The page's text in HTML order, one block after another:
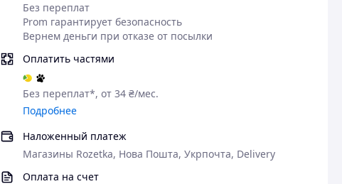
Без переплат
Prom гарантирует безопасность
Вернем деньги при отказе от посылки
Оплатить частями
Без переплат*, от 34 ₴/мес.
Подробнее
Наложенный платеж
Магазины Rozetka, Нова Пошта, Укрпочта, Delivery
Оплата на счет